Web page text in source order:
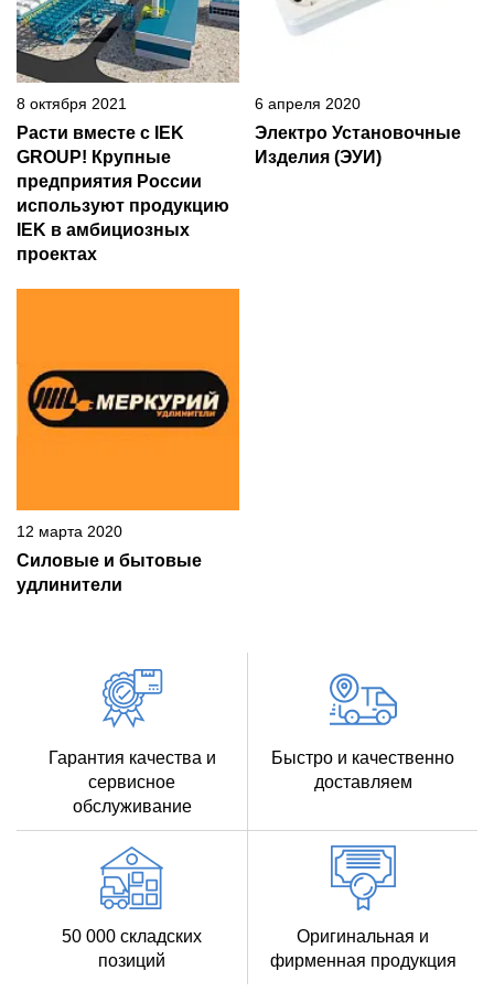
8 октября 2021
Расти вместе с IEK
GROUP! Крупные
предприятия России
используют продукцию
IEK в амбициозных
проектах
6 апреля 2020
Электро Установочные
Изделия (ЭУИ)
12 марта 2020
Силовые и бытовые
удлинители
Гарантия качества и
сервисное
обслуживание
Быстро и качественно
доставляем
50 000 складских
позиций
Оригинальная и
фирменная продукция